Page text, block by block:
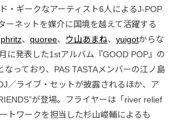
・ギークなアーティスト6人によるJ-POP
ーネットを媒介に国境を越えて活躍する
phritz、 quoree、 ウ山あまね、 yuigotからな
に発表した1stアルバム『GOOD POP』の
なっており、PAS TASTAメンバーの江ノ島
／ライブ・セットが披露されるほか、ア
が登場。フライヤーは「river relief
トワークを担当した杉山峻輔によるも